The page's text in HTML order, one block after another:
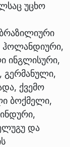
უცხო
ჰოლანდიური,
ინგლისური,
გერმანული,
ქვემო
ბოქმელი,
და